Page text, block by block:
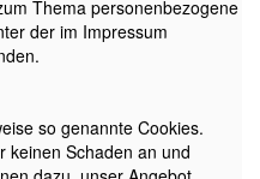
Thema personenbezogene
der im Impressum
so genannte Cookies.
keinen Schaden an und